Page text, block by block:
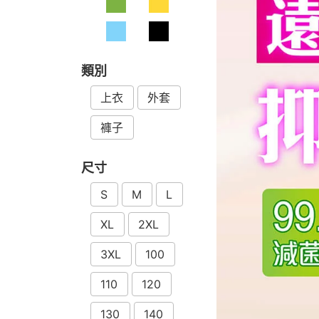
類別
上衣 外套
褲子
尺寸
S M L
XL 2XL
3XL 100
110 120
130 140